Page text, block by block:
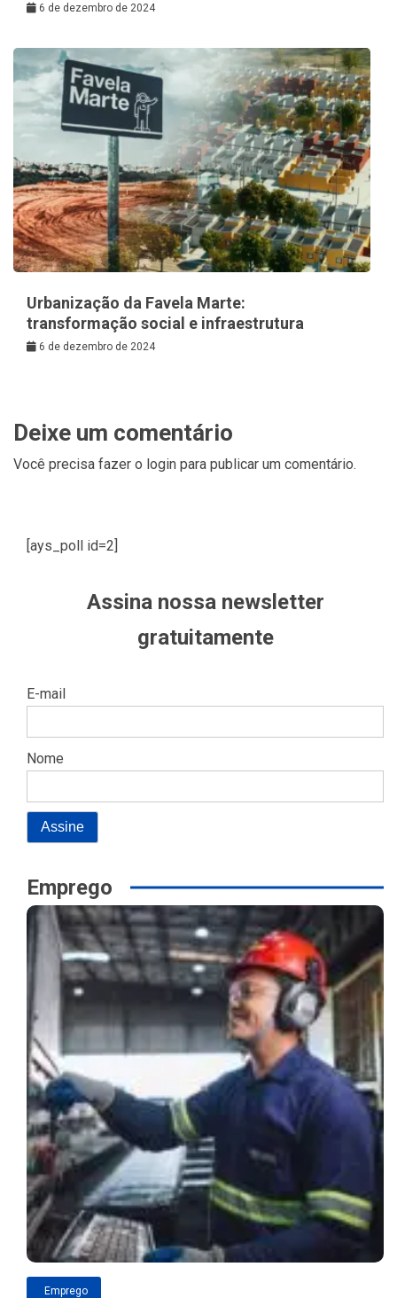
6 de dezembro de 2024
Urbanização da Favela Marte:
transformação social e infraestrutura
6 de dezembro de 2024
Deixe um comentário
Você precisa fazer o login para publicar um comentário.
[ays_poll id=2]
Assina nossa newsletter
gratuitamente
E-mail
Nome
Emprego
Emprego